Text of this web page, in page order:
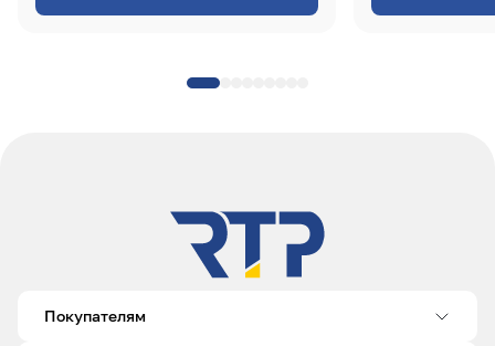
Покупателям